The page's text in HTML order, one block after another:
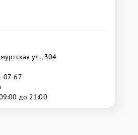
ул., 304
07-67
до 21:00